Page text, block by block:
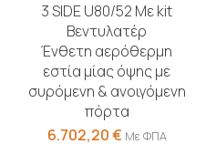
3 SIDE U80/52 Με kit
Βεντυλατέρ
Ένθετη αερόθερμη
εστία μίας όψης με
συρόμενη & ανοιγόμενη
πόρτα
6.702,20€ Με ΦΠΑ